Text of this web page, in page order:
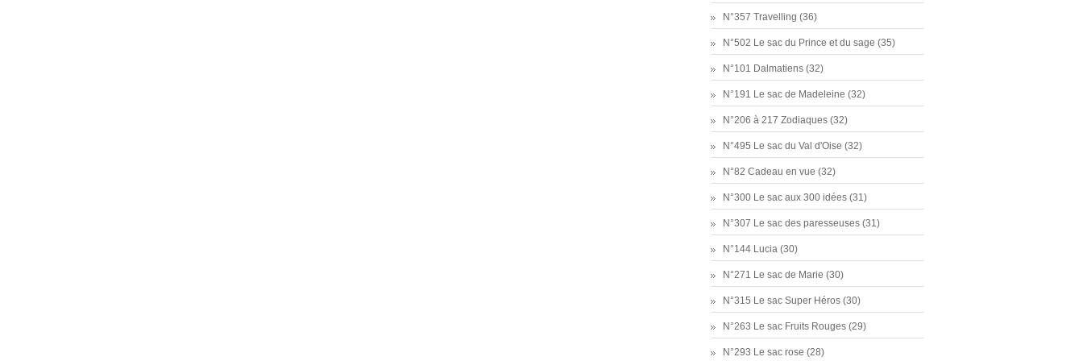
N°357 Travelling (36)
N°502 Le sac du Prince et du sage (35)
N°101 Dalmatiens (32)
N°191 Le sac de Madeleine (32)
N°206 à 217 Zodiaques (32)
N°495 Le sac du Val d'Oise (32)
N°82 Cadeau en vue (32)
N°300 Le sac aux 300 idées (31)
N°307 Le sac des paresseuses (31)
N°144 Lucia (30)
N°271 Le sac de Marie (30)
N°315 Le sac Super Héros (30)
N°263 Le sac Fruits Rouges (29)
N°293 Le sac rose (28)